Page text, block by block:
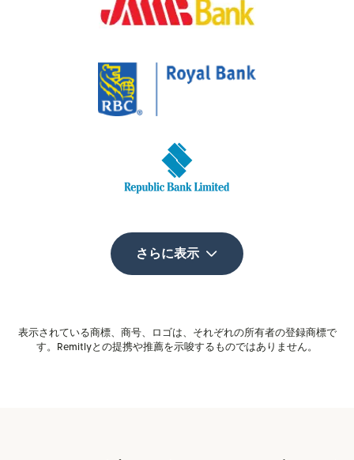
さらに表示
表示されている商標、商号、ロゴは、それぞれの所有者の登録商標で
す。Remitlyとの提携や推薦を示唆するものではありません。